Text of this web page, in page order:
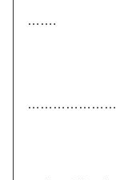
…….
…………………